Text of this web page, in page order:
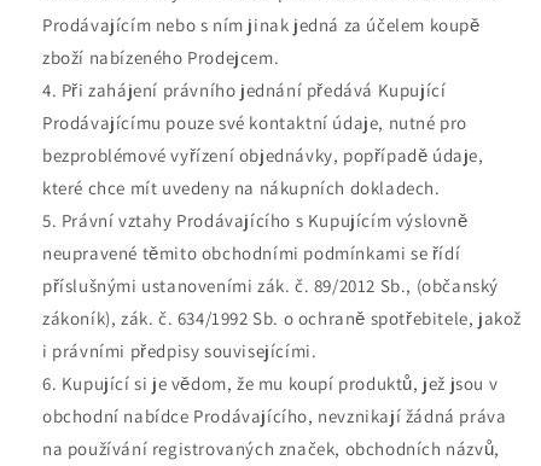
Prodávajícím nebo s ním jinak jedná za účelem koupě
zboží nabízeného Prodejcem.
Při zahájení právního jednání předává Kupující
Prodávajícímu pouze své kontaktní údaje, nutné pro
bezproblémové vyřízení objednávky, popřípadě údaje,
které chce mít uvedeny na nákupních dokladech.
Právní vztahy Prodávajícího s Kupujícím výslovně
neupravené těmito obchodními podmínkami se řídí
příslušnými ustanoveními zák. č. 89/2012 Sb., (občanský
zákoník), zák. č. 634/1992 Sb. o ochraně spotřebitele, jakož
i právními předpisy souvisejícími.
Kupující si je vědom, že mu koupí produktů, jež jsou v
obchodní nabídce Prodávajícího, nevznikají žádná práva
na používání registrovaných značek, obchodních názvů,